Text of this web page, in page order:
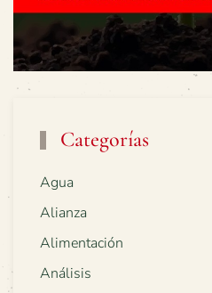
Categorías
Agua
Alianza
Alimentación
Análisis